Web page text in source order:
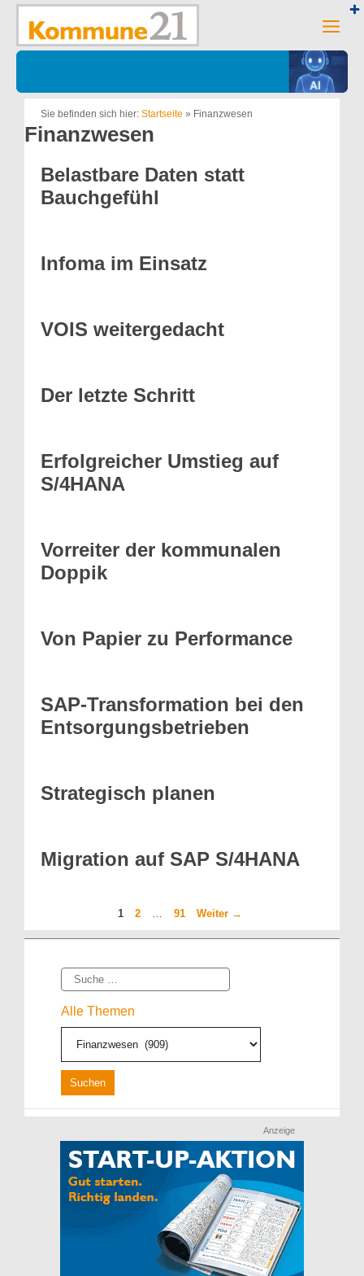
Zum
springen
Sie befinden sich hier: Startseite » Finanzwesen
Finanzwesen
Belastbare Daten statt
Bauchgefühl
Infoma im Einsatz
VOIS weitergedacht
Der letzte Schritt
Erfolgreicher Umstieg auf
S/4HANA
Vorreiter der kommunalen
Doppik
Von Papier zu Performance
SAP-Transformation bei den
Entsorgungsbetrieben
Strategisch planen
Migration auf SAP S/4HANA
Seite
1 Seite
2 … Seite
91 Weiter →
Suche
Alle Themen
Anzeige